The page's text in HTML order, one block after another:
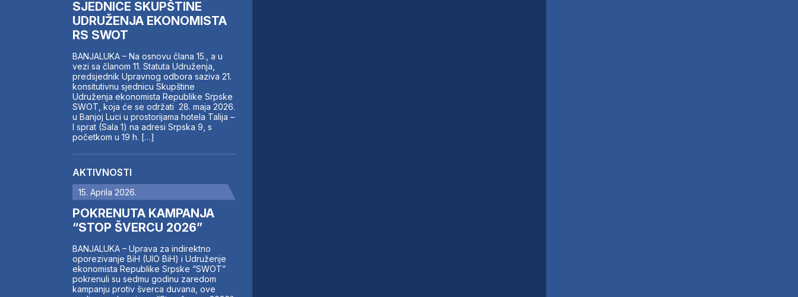
SJEDNICE SKUPŠTINE
UDRUŽENJA EKONOMISTA
RS SWOT
BANJALUKA – Na osnovu člana 15., a u
vezi sa članom 11. Statuta Udruženja,
predsjednik Upravnog odbora saziva 21.
konsitutivnu sjednicu Skupštine
Udruženja ekonomista Republike Srpske
SWOT, koja će se održati 28. maja 2026.
u Banjoj Luci u prostorijama hotela Talija –
I sprat (Sala 1) na adresi Srpska 9, s
početkom u 19 h. […]
AKTIVNOSTI
15. Aprila 2026.
POKRENUTA KAMPANJA
“STOP ŠVERCU 2026”
BANJALUKA – Uprava za indirektno
oporezivanje BiH (UIO BiH) i Udruženje
ekonomista Republike Srpske “SWOT”
pokrenuli su sedmu godinu zaredom
kampanju protiv šverca duvana, ove